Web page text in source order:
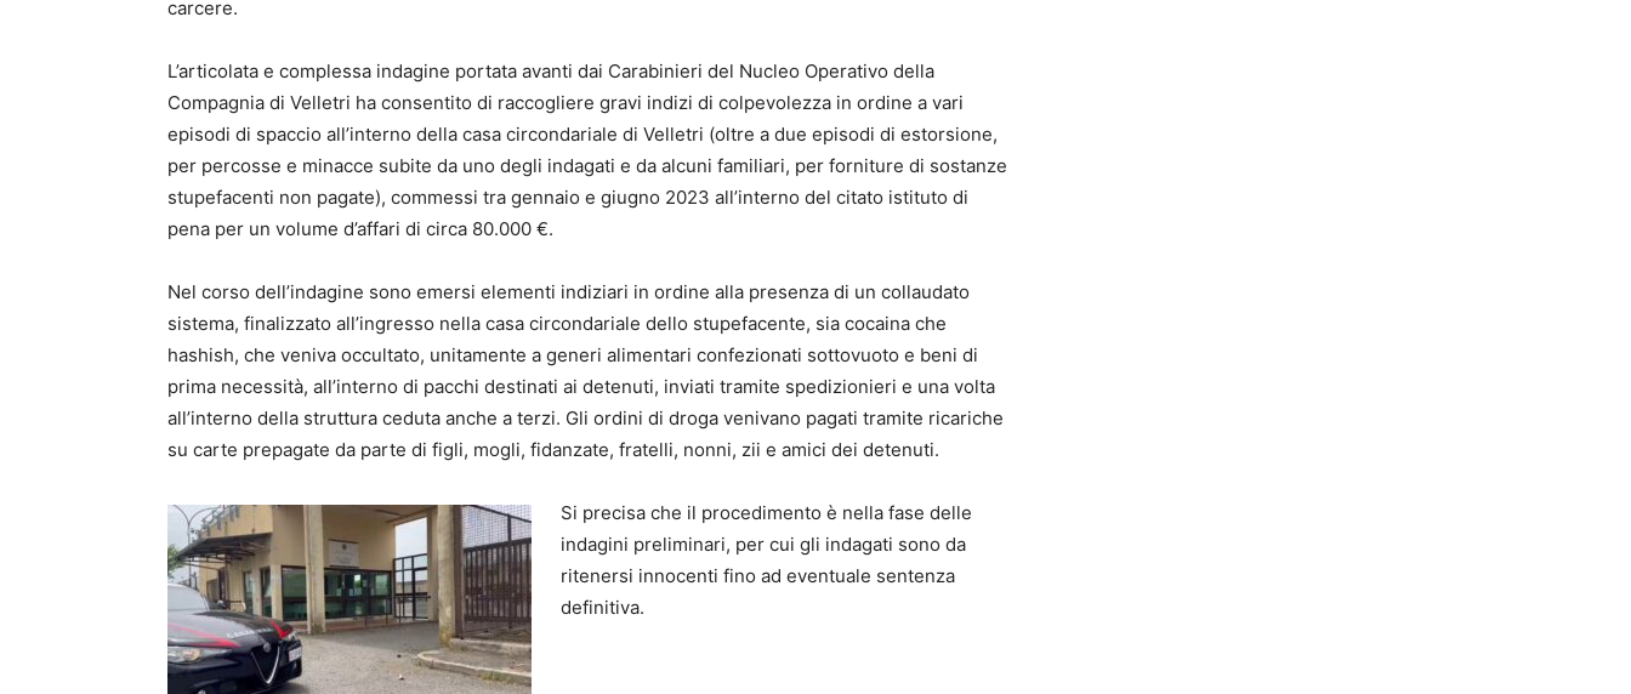
carcere.
L’articolata e complessa indagine portata avanti dai Carabinieri del Nucleo Operativo della
Compagnia di Velletri ha consentito di raccogliere gravi indizi di colpevolezza in ordine a vari
episodi di spaccio all’interno della casa circondariale di Velletri (oltre a due episodi di estorsione,
per percosse e minacce subite da uno degli indagati e da alcuni familiari, per forniture di sostanze
stupefacenti non pagate), commessi tra gennaio e giugno 2023 all’interno del citato istituto di
pena per un volume d’affari di circa 80.000 €.
Nel corso dell’indagine sono emersi elementi indiziari in ordine alla presenza di un collaudato
sistema, finalizzato all’ingresso nella casa circondariale dello stupefacente, sia cocaina che
hashish, che veniva occultato, unitamente a generi alimentari confezionati sottovuoto e beni di
prima necessità, all’interno di pacchi destinati ai detenuti, inviati tramite spedizionieri e una volta
all’interno della struttura ceduta anche a terzi. Gli ordini di droga venivano pagati tramite ricariche
su carte prepagate da parte di figli, mogli, fidanzate, fratelli, nonni, zii e amici dei detenuti.
Si precisa che il procedimento è nella fase delle
indagini preliminari, per cui gli indagati sono da
ritenersi innocenti fino ad eventuale sentenza
definitiva.